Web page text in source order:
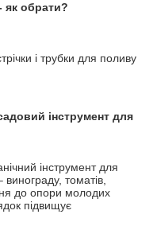
як обрати?
і трубки для поливу
інструмент для
інструмент для
винограду, томатів,
до опори молодих
підвищує